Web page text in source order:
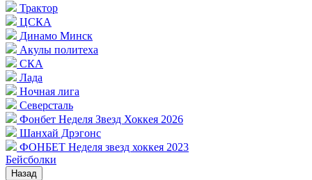
Трактор
ЦСКА
Динамо Минск
Акулы политеха
СКА
Лада
Ночная лига
Северсталь
Фонбет Неделя Звезд Хоккея 2026
Шанхай Дрэгонс
ФОНБЕТ Неделя звезд хоккея 2023
Бейсболки
Назад